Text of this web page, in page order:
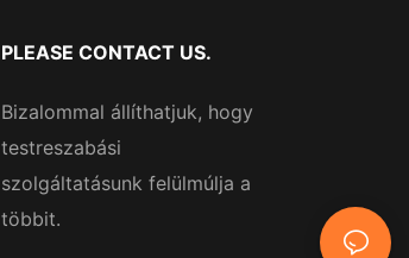
PLEASE CONTACT US.
Bizalommal állíthatjuk, hogy
testreszabási
szolgáltatásunk felülmúlja a
többit.